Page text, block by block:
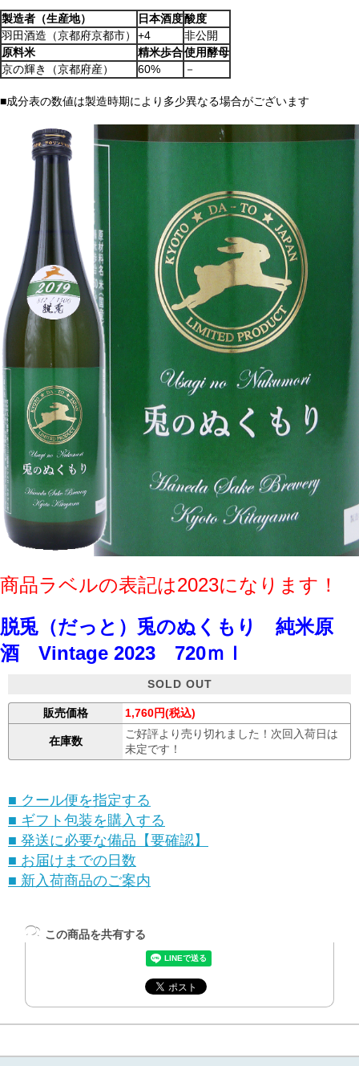
製造者（生産地） 日本酒度酸度
羽田酒造（京都府京都市）
+4
非公開
原料米
精米歩合使用酵母
京の輝き（京都府産）
60% －
■成分表の数値は製造時期により多少異なる場合がございます
商品ラベルの表記は2023になります！
脱兎（だっと）兎のぬくもり 純米原
酒 Vintage 2023 720ｍｌ
SOLD OUT
販売価格 1,760円(税込)
在庫数
ご好評より売り切れました！次回入荷日は
未定です！
■ クール便を指定する
■ ギフト包装を購入する
■ 発送に必要な備品【要確認】
■ お届けまでの日数
■ 新入荷商品のご案内
この商品を共有する